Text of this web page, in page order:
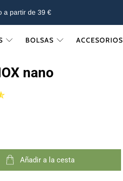
a partir de 39 €
BOLSAS ACCESORIOS
nano
Añadir a la cesta